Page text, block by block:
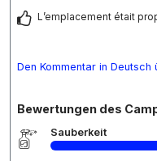
L’emplacement était
Den Kommentar in Deutsch
Bewertungen des
Sauberkeit